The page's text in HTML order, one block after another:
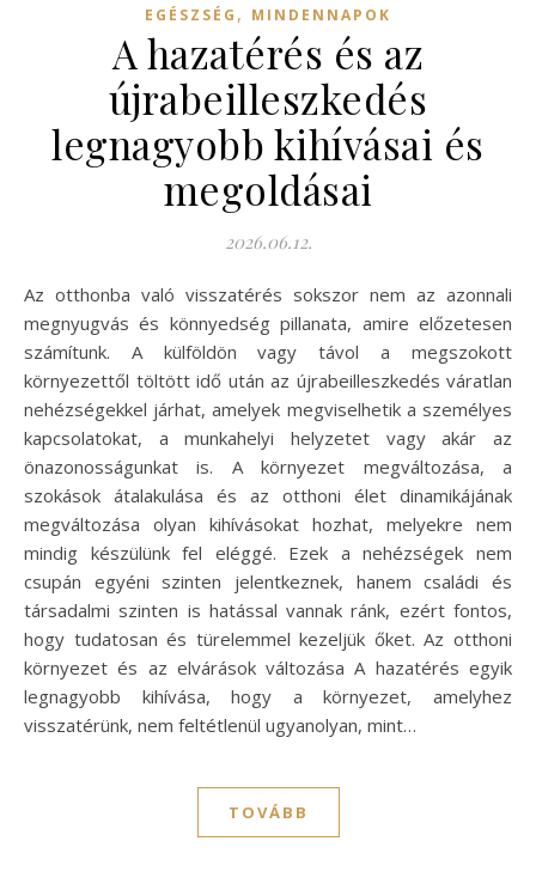
EGÉSZSÉG , MINDENNAPOK
A hazatérés és az
újrabeilleszkedés
legnagyobb kihívásai és
megoldásai
2026.06.12.
Az otthonba való visszatérés sokszor nem az azonnali
megnyugvás és könnyedség pillanata, amire előzetesen
számítunk. A külföldön vagy távol a megszokott
környezettől töltött idő után az újrabeilleszkedés váratlan
nehézségekkel járhat, amelyek megviselhetik a személyes
kapcsolatokat, a munkahelyi helyzetet vagy akár az
önazonosságunkat is. A környezet megváltozása, a
szokások átalakulása és az otthoni élet dinamikájának
megváltozása olyan kihívásokat hozhat, melyekre nem
mindig készülünk fel eléggé. Ezek a nehézségek nem
csupán egyéni szinten jelentkeznek, hanem családi és
társadalmi szinten is hatással vannak ránk, ezért fontos,
hogy tudatosan és türelemmel kezeljük őket. Az otthoni
környezet és az elvárások változása A hazatérés egyik
legnagyobb kihívása, hogy a környezet, amelyhez
visszatérünk, nem feltétlenül ugyanolyan, mint…
TOVÁBB